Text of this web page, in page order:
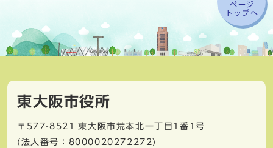
ページ
トップへ
東大阪市役所
〒577-8521
東大阪市荒本北一丁目1番1号
(法人番号：8000020272272)